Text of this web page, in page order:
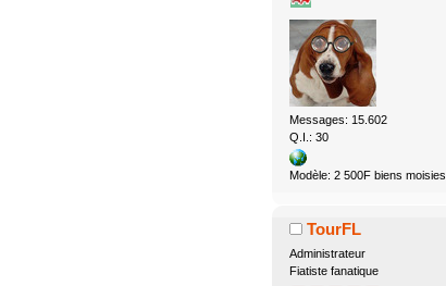
Messages: 15.602
Q.I.: 30
Modèle: 2 500F biens moisies
TourFL
Administrateur
Fiatiste fanatique